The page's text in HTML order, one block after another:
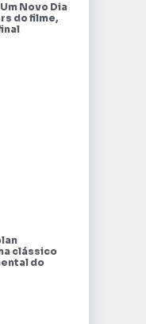
Novo Dia
do filme,
clássico
do